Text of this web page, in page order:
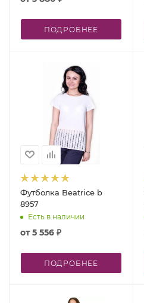
ПОДРОБНЕЕ
Футболка Beatrice b
8957
Есть в наличии
от5 556 ₽
ПОДРОБНЕЕ